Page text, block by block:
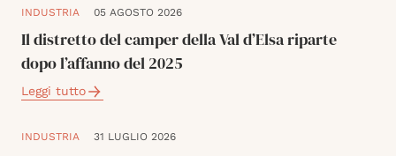
INDUSTRIA 05 AGOSTO 2026
Il distretto del camper della Val d’Elsa riparte
dopo l’affanno del 2025
Leggi tutto
INDUSTRIA 31 LUGLIO 2026